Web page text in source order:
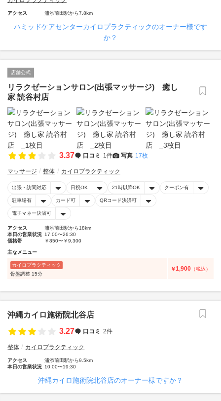
アクセス 浦添前田駅から7.8km
ハミッドケアセンターカイロプラクティックのオーナー様です
か？
店舗公式
リラクゼーションサロン(出張マッサージ) 癒し
家 読谷村店
3.37 口コミ 1件 写真 17枚
マッサージ 整体 カイロプラクティック
出張・訪問対応 日祝OK 21時以降OK クーポン有
駐車場有 カード可 QRコード決済可
電子マネー決済可
アクセス
浦添前田駅から18km
本日の営業状況 17:00〜26:30
価格帯
￥850〜￥9,300
主なメニュー
カイロプラクティック
骨盤調整 15分
￥1,900 （税込）
沖縄カイロ施術院北谷店
3.27
口コミ 2件
整体 カイロプラクティック
アクセス
浦添前田駅から9.5km
本日の営業状況 10:00〜19:30
沖縄カイロ施術院北谷店のオーナー様ですか？